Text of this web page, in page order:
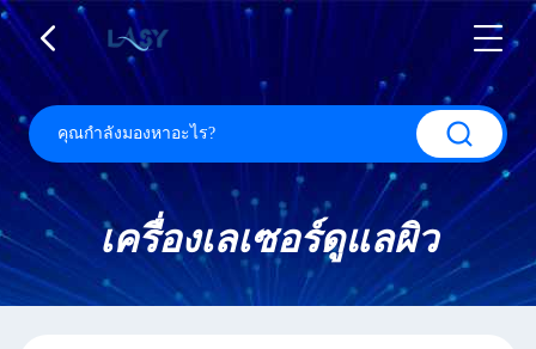
เครื่องเลเซอร์ดูแลผิว